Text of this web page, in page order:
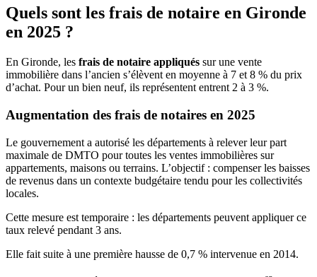
Quels sont les frais de notaire en Gironde
en 2025 ?
En Gironde, les frais de notaire appliqués sur une vente
immobilière dans l’ancien s’élèvent en moyenne à 7 et 8 % du prix
d’achat. Pour un bien neuf, ils représentent entrent 2 à 3 %.
Augmentation des frais de notaires en 2025
Le gouvernement a autorisé les départements à relever leur part
maximale de DMTO pour toutes les ventes immobilières sur
appartements, maisons ou terrains. L’objectif : compenser les baisses
de revenus dans un contexte budgétaire tendu pour les collectivités
locales.
Cette mesure est temporaire : les départements peuvent appliquer ce
taux relevé pendant 3 ans.
Elle fait suite à une première hausse de 0,7 % intervenue en 2014.